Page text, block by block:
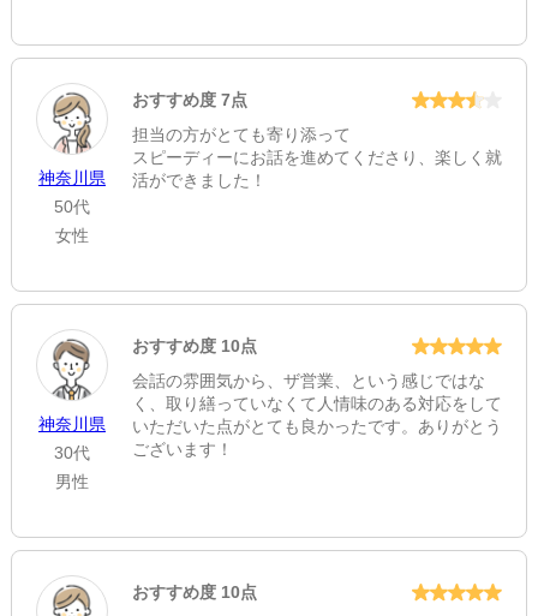
神奈川県
50代
女性
おすすめ度 7点
担当の方がとても寄り添って
スピーディーにお話を進めてくださり、楽しく就
活ができました！
神奈川県
30代
男性
おすすめ度 10点
会話の雰囲気から、ザ営業、という感じではな
く、取り繕っていなくて人情味のある対応をして
いただいた点がとても良かったです。ありがとう
ございます！
おすすめ度 10点